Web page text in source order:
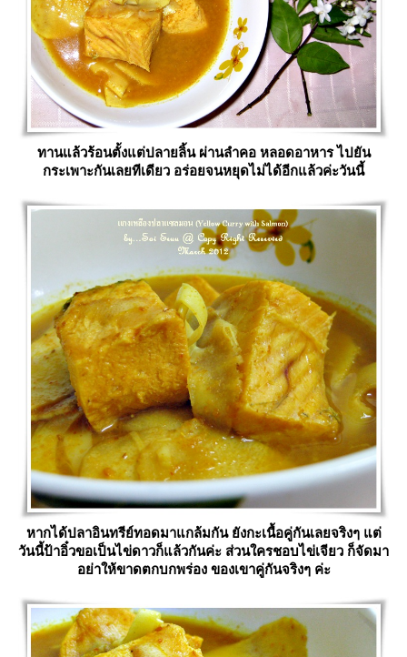
ทานแล้วร้อนตั้งแต่ปลายลิ้น ผ่านลำคอ หลอดอาหาร ไปยัน
กระเพาะกันเลยทีเดียว อร่อยจนหยุดไม่ได้อีกแล้วค่ะวันนี้
หากได้ปลาอินทรีย์ทอดมาแกล้มกัน ยังกะเนื้อคู่กันเลยจริงๆ แต่
วันนี้ป้าอิ๋วขอเป็นไข่ดาวก็แล้วกันค่ะ ส่วนใครชอบไข่เจียว ก็จัดมา
อย่าให้ขาดตกบกพร่อง ของเขาคู่กันจริงๆ ค่ะ